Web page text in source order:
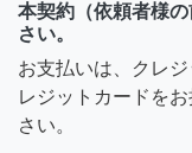
本契約（依頼者様
さい。
お支払いは、クレ
レジットカードを
さい。